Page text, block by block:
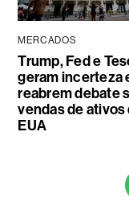
MERCADOS
Trump, Fed e
geram incerteza
reabrem debate
vendas de ativos
EUA